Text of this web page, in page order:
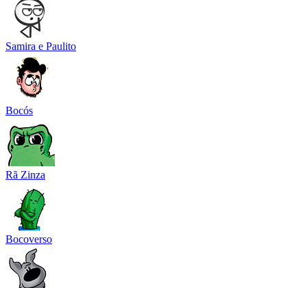
Samira e Paulito
Bocós
Rã Zinza
Bocoverso